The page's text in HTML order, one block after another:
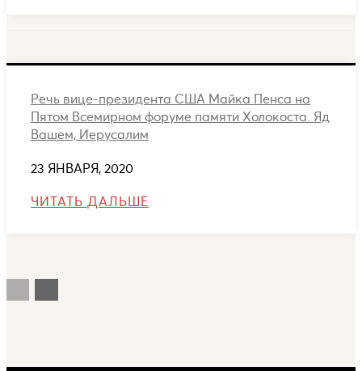
Речь вице-президента США Майка Пенса на
Пятом Всемирном форуме памяти Холокоста. Яд
Вашем, Иерусалим
23 ЯНВАРЯ, 2020
ЧИТАТЬ ДАЛЬШЕ